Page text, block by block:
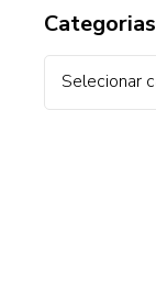
Categorias
Categorias